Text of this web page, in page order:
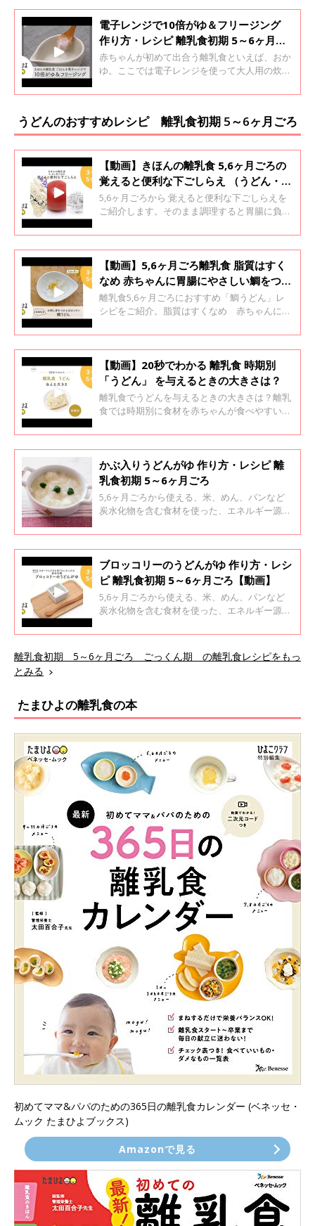
電子レンジで10倍がゆ＆フリージング
作り方・レシピ 離乳食初期 5～6ヶ月ご
ろ【動画】
赤ちゃんが初めて出合う離乳食といえば、おか
ゆ。ここでは電子レンジを使って大人用の炊い
ンジを使ったおかゆは、加熱時間の加減さえつ
熱時間を調整しましょう。
うどんのおすすめレシピ 離乳食初期 5～6ヶ月ごろ
【動画】きほんの離乳食 5,6ヶ月ごろの
覚えると便利な下ごしらえ （うどん・ト
マト・しらす）
5,6ヶ月ごろから 覚えると便利な下ごしらえを
ご紹介します。そのまま調理すると胃腸に負担
食材があります。ひと手間かけて食べやすくし
てあげましょう。
【動画】5,6ヶ月ごろ離乳食 脂質はすく
なめ 赤ちゃんに胃腸にやさしい鯛をつか
ったうどん
離乳食5,6ヶ月ごろにおすすめ「鯛うどん」レ
シピをご紹介。脂質はすくなめ 赤ちゃんに胃
してみて。
【動画】20秒でわかる 離乳食 時期別
「うどん」 を与えるときの大きさは？
離乳食でうどんを与えるときの大きさは？離乳
食では時期別に食材を赤ちゃんが食べやすい大
うどんの栄養、下ごしらえや調理のポイントを
紹介します。
かぶ入りうどんがゆ 作り方・レシピ 離
乳食初期 5～6ヶ月ごろ
5,6ヶ月ごろから使える、米、めん、パンなど
炭水化物を含む食材を使った、エネルギー源に
んがゆ
ブロッコリーのうどんがゆ 作り方・レシ
ピ 離乳食初期 5～6ヶ月ごろ【動画】
5,6ヶ月ごろから使える、米、めん、パンなど
炭水化物を含む食材を使った、エネルギー源に
のうどんがゆ
離乳食初期 5～6ヶ月ごろ ごっくん期 の離乳食レシピをもっ
とみる
たまひよの離乳食の本
初めてママ&パパのための365日の離乳食カレンダー (ベネッセ・
ムック たまひよブックス)
Amazonで見る